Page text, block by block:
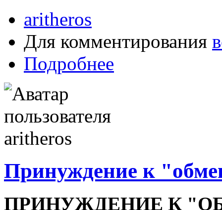
aritheros
Для комментирования
Подробнее
Принуждение к
ПРИНУЖДЕНИЕ К